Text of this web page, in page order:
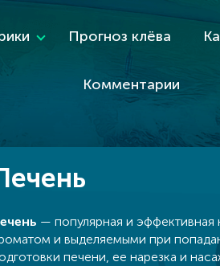
Прогноз клёва
Комментарии
— популярная и
и выделяемыми при
печени, ее нарезка и